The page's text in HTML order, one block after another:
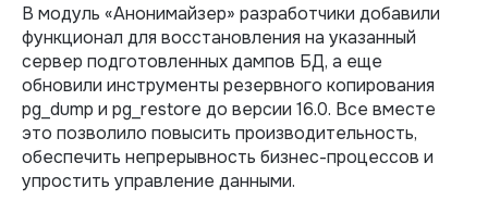
В модуль «Анонимайзер» разработчики добавили
функционал для восстановления на указанный
сервер подготовленных дампов БД, а еще
обновили инструменты резервного копирования
pg_dump и pg_restore до версии 16.0. Все вместе
это позволило повысить производительность,
обеспечить непрерывность бизнес-процессов и
упростить управление данными.